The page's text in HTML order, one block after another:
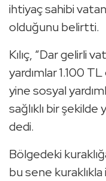
ihtiyaç sahibi
olduğunu belirtti.
Kılıç, “Dar gelirli
yardımlar 1.100 TL
yine sosyal
sağlıklı bir şekilde
dedi.
Bölgedeki
bu sene kuraklıkla